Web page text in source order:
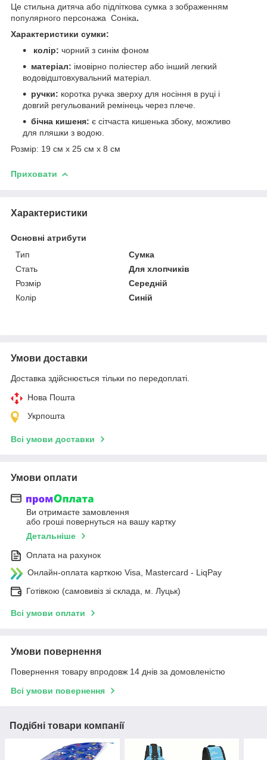
Це стильна дитяча або підліткова сумка з зображенням
популярного персонажа Соніка.
Характеристики сумки:
колір: чорний з синім фоном
матеріал: імовірно поліестер або інший легкий
водовідштовхувальний матеріал.
ручки: коротка ручка зверху для носіння в руці і
довгий регульований ремінець через плече.
бічна кишеня: є сітчаста кишенька збоку, можливо
для пляшки з водою.
Розмір: 19 см х 25 см х 8 см
Приховати
Характеристики
Основні атрибути
Тип
Сумка
Стать
Для хлопчиків
Розмір
Середній
Колір
Синій
Умови доставки
Доставка здійснюється тільки по передоплаті.
Нова Пошта
Укрпошта
Всі умови доставки
Умови оплати
Ви отримаєте замовлення
або гроші повернуться на вашу картку
Детальніше
Оплата на рахунок
Онлайн-оплата карткою Visa, Mastercard - LiqPay
Готівкою (самовивіз зі склада, м. Луцьк)
Всі умови оплати
Умови повернення
Повернення товару впродовж 14 днів за домовленістю
Всі умови повернення
Подібні товари компанії